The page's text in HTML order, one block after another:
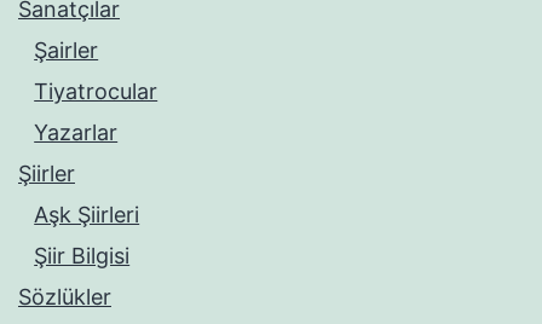
Sanatçılar
Şairler
Tiyatrocular
Yazarlar
Şiirler
Aşk Şiirleri
Şiir Bilgisi
Sözlükler